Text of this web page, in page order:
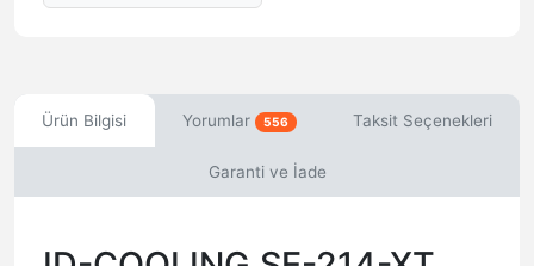
Ürün Bilgisi Yorumlar 556 Taksit Seçenekleri
Garanti ve İade